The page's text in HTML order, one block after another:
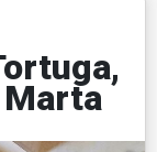
Marta